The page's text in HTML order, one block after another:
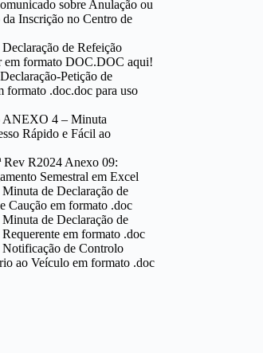
sobre Anulação ou
Inscrição no Centro de
de Refeição
em formato DOC.DOC aqui!
Petição de
formato .doc.doc para uso
ANEXO 4 – Minuta
Rápido e Fácil ao
Rev R2024 Anexo 09:
Semestral em Excel
Minuta de Declaração de
Caução em formato .doc
Minuta de Declaração de
em formato .doc
Notificação de Controlo
ao Veículo em formato .doc